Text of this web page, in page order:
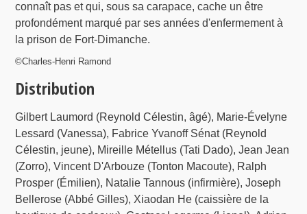
connaît pas et qui, sous sa carapace, cache un être
profondément marqué par ses années d'enfermement à
la prison de Fort-Dimanche.
©Charles-Henri Ramond
Distribution
Gilbert Laumord (Reynold Célestin, âgé), Marie-Évelyne
Lessard (Vanessa), Fabrice Yvanoff Sénat (Reynold
Célestin, jeune), Mireille Métellus (Tati Dado), Jean Jean
(Zorro), Vincent D'Arbouze (Tonton Macoute), Ralph
Prosper (Émilien), Natalie Tannous (infirmière), Joseph
Bellerose (Abbé Gilles), Xiaodan He (caissière de la